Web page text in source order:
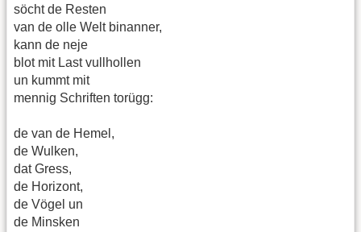
söcht de Resten
van de olle Welt binanner,
kann de neje
blot mit Last vullhollen
un kummt mit
mennig Schriften torügg:
de van de Hemel,
de Wulken,
dat Gress,
de Horizont,
de Vögel un
de Minsken